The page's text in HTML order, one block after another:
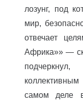
лозунг, под
мир,
отвечает
Африка»» —
самом деле